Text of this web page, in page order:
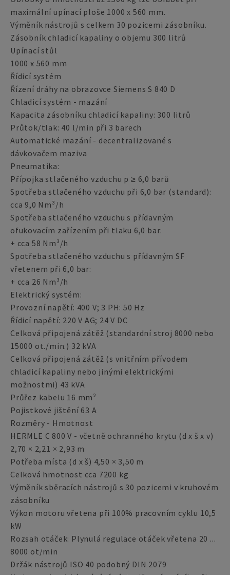
maximální upínací ploše 1000 x 560 mm.
Výměník nástrojů s celkem 30 pozicemi zásobníku.
Zásobník chladicí kapaliny o objemu 300 litrů
Upínací stůl
1000 x 560 mm
Řídicí systém
Řízení dráhy na obrazovce Siemens S 840 D
Chladicí systém - mazání
Kapacita zásobníku chladicí kapaliny: 300 litrů
Průtok/tlak: 40 l/min při 3 barech
Automatické mazání - decentralizované s
dávkovačem maziva
Pneumatika:
Přípojka stlačeného vzduchu p ≥ 6,0 barů
Spotřeba stlačeného vzduchu při 6,0 bar (standard):
cca 9,0 Nm³/h
Spotřeba stlačeného vzduchu s přídavným
ofukovacím zařízením při tlaku 6,0 bar:
+ cca 58 Nm³/h
Spotřeba stlačeného vzduchu s přídavným SF
vřetenem při 6,0 bar:
+ cca 26 Nm³/h
Elektrický systém:
Provozní napětí: 400 V; 3 PH: 50 Hz
Řídicí napětí: 220 V AG; 24 V DC
Celková připojená zátěž (standardní stroj 8000 nebo
15000 ot./min.) 32 kVA
Celková připojená zátěž (s vnitřním přívodem
chladicí kapaliny nebo jinými elektrickými
možnostmi) 43 kVA
Průřez kabelu 16 mm²
Pojistkové jištění 63 A
Rozměry - Hmotnost
HERMLE C 800 V - včetně ochranného krytu (d x š x v)
2,70 × 2,21 × 2,93 m
Potřeba místa (d x š) 4,50 × 3,50 m
Celková hmotnost cca 7200 kg
Výměník sběracích nástrojů s 30 pozicemi v kruhovém
zásobníku
Výkon motoru vřetena při 100% pracovním cyklu 10,5
kW
Rozsah otáček: Plynulá regulace otáček vřetena 20 ...
8000 ot/min
Držák nástrojů ISO 40 podobný DIN 2079